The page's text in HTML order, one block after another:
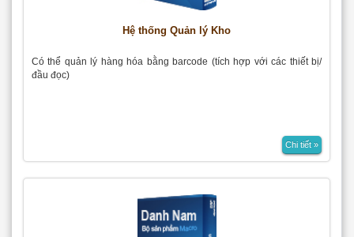
Hệ thống Quản lý Kho
Có thể quản lý hàng hóa bằng barcode (tích hợp với các thiết bị/
đầu đọc)
Chi tiết »